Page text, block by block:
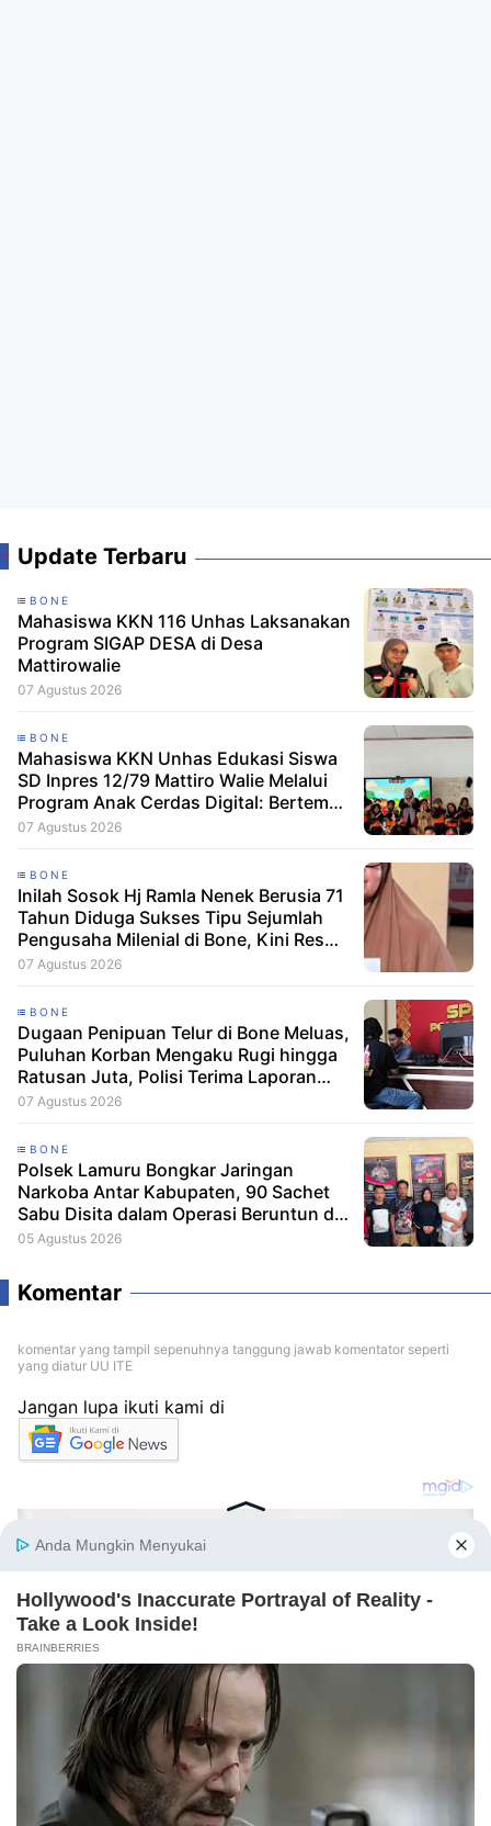
Update Terbaru
BONE
Mahasiswa KKN 116 Unhas Laksanakan
Program SIGAP DESA di Desa
Mattirowalie
07 Agustus 2026
BONE
Mahasiswa KKN Unhas Edukasi Siswa
SD Inpres 12/79 Mattiro Walie Melalui
Program Anak Cerdas Digital: Berteman
Baik, Berani Tolak Bullying
07 Agustus 2026
BONE
Inilah Sosok Hj Ramla Nenek Berusia 71
Tahun Diduga Sukses Tipu Sejumlah
Pengusaha Milenial di Bone, Kini Resmi
Dilaporkan Dengan Kerugian Korban
07 Agustus 2026
BONE
Dugaan Penipuan Telur di Bone Meluas,
Puluhan Korban Mengaku Rugi hingga
Ratusan Juta, Polisi Terima Laporan
Resmi
07 Agustus 2026
BONE
Polsek Lamuru Bongkar Jaringan
Narkoba Antar Kabupaten, 90 Sachet
Sabu Disita dalam Operasi Beruntun di
Bone dan Soppeng
05 Agustus 2026
Komentar
komentar yang tampil sepenuhnya tanggung jawab komentator seperti
yang diatur UU ITE
Jangan lupa ikuti kami di